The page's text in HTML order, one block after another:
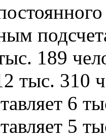
189
тыс. 310
6
5